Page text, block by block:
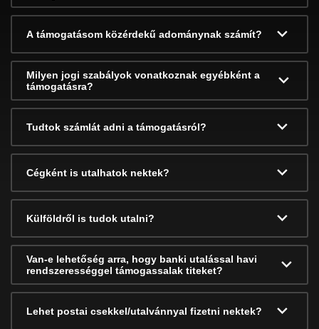
A támogatásom közérdekű adománynak számít?
Milyen jogi szabályok vonatkoznak egyébként a
támogatásra?
Tudtok számlát adni a támogatásról?
Cégként is utalhatok nektek?
Külföldről is tudok utalni?
Van-e lehetőség arra, hogy banki utalással havi
rendszerességgel támogassalak titeket?
Lehet postai csekkel/utalvánnyal fizetni nektek?